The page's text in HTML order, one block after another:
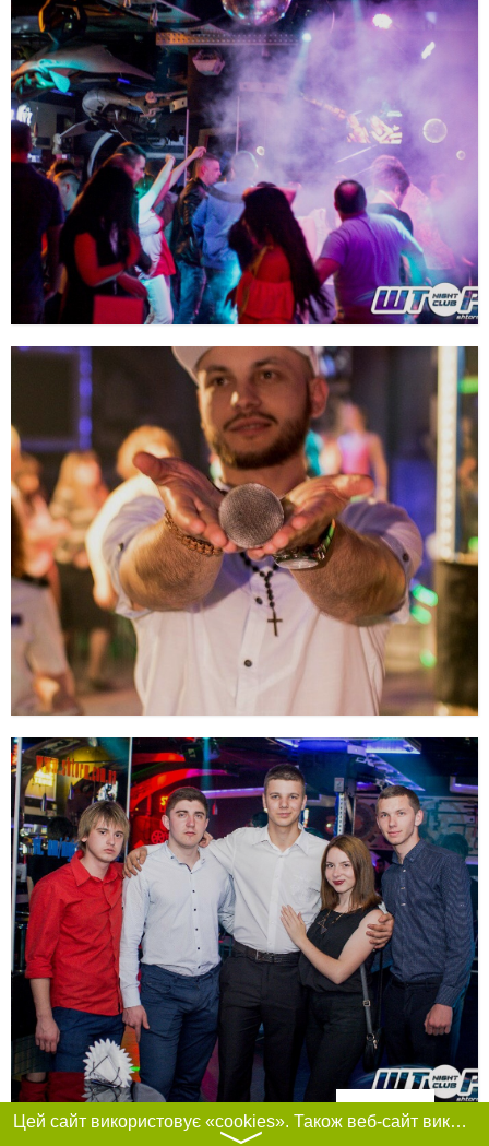
Фільтри
Цей сайт використовує «cookies». Також веб-сайт використовує інтернет-сервіс для збору технічних даних стосовно відвідувачів з метою отримання маркетингової та статистичної інформації. Умови обробки даних відвідувачів сайту див.
〉